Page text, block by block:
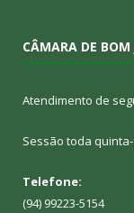
CÂMARA DE
Atendimento de
Sessão toda
Telefone:
(94) 99223-5154